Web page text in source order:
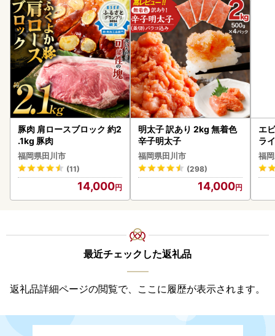
豚肉 肩ロースブロック 約2
.1kg 豚肉
福岡県田川市
(11)
14,000
明太子 訳あり 2kg 無着色
辛子明太子
福岡県田川市
(298)
14,000
エ
ライ
福
最近チェックした返礼品
返礼品詳細ページの閲覧で、ここに履歴が表示されます。